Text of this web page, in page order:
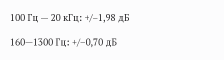
100 Гц — 20 кГц: +/–1,98 дБ
160—1300 Гц: +/–0,70 дБ